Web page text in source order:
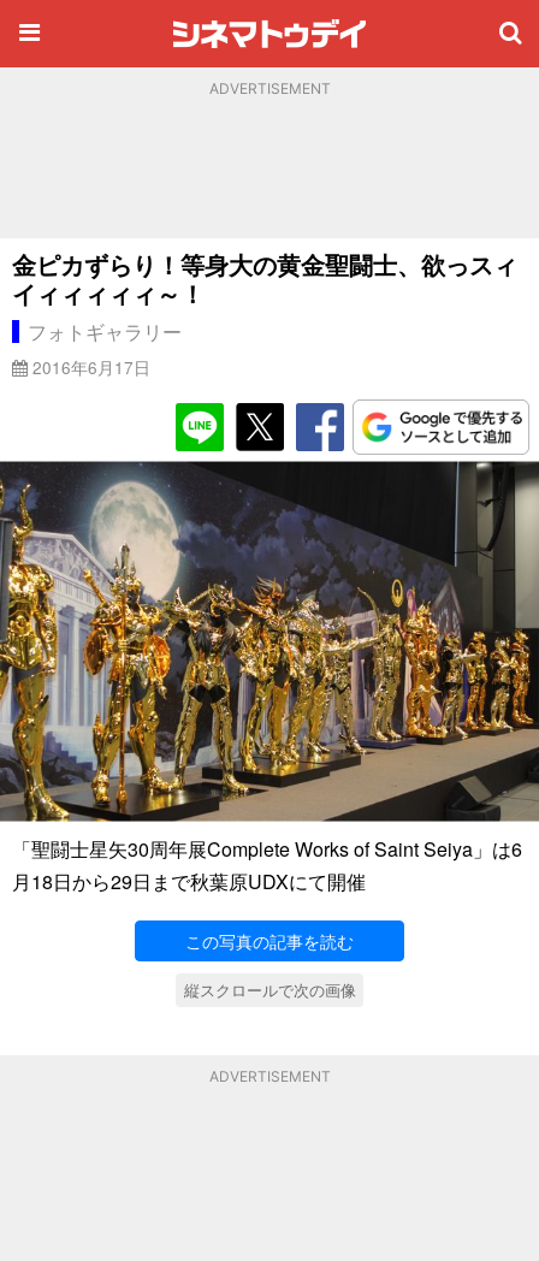
ADVERTISEMENT
金ピカずらり！等身大の黄金聖闘士、欲っスィ
イィィィィィ～！
フォトギャラリー
2016年6月17日
「聖闘士星矢30周年展Complete Works of Saint Seiya」は6
月18日から29日まで秋葉原UDXにて開催
この写真の記事を読む
縦スクロールで次の画像
ADVERTISEMENT